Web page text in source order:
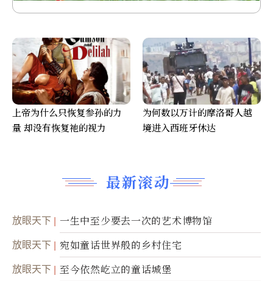
最新滚动
放眼天下 一生中至少要去一次的艺术博物馆
放眼天下 宛如童话世界般的乡村住宅
放眼天下 至今依然屹立的童话城堡
上帝为什么只恢复参孙的力
量 却没有恢复祂的视力
为何数以万计的摩洛哥人越
境进入西班牙休达